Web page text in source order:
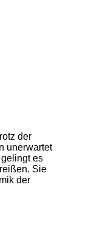
der
unerwartet
es
Sie
der